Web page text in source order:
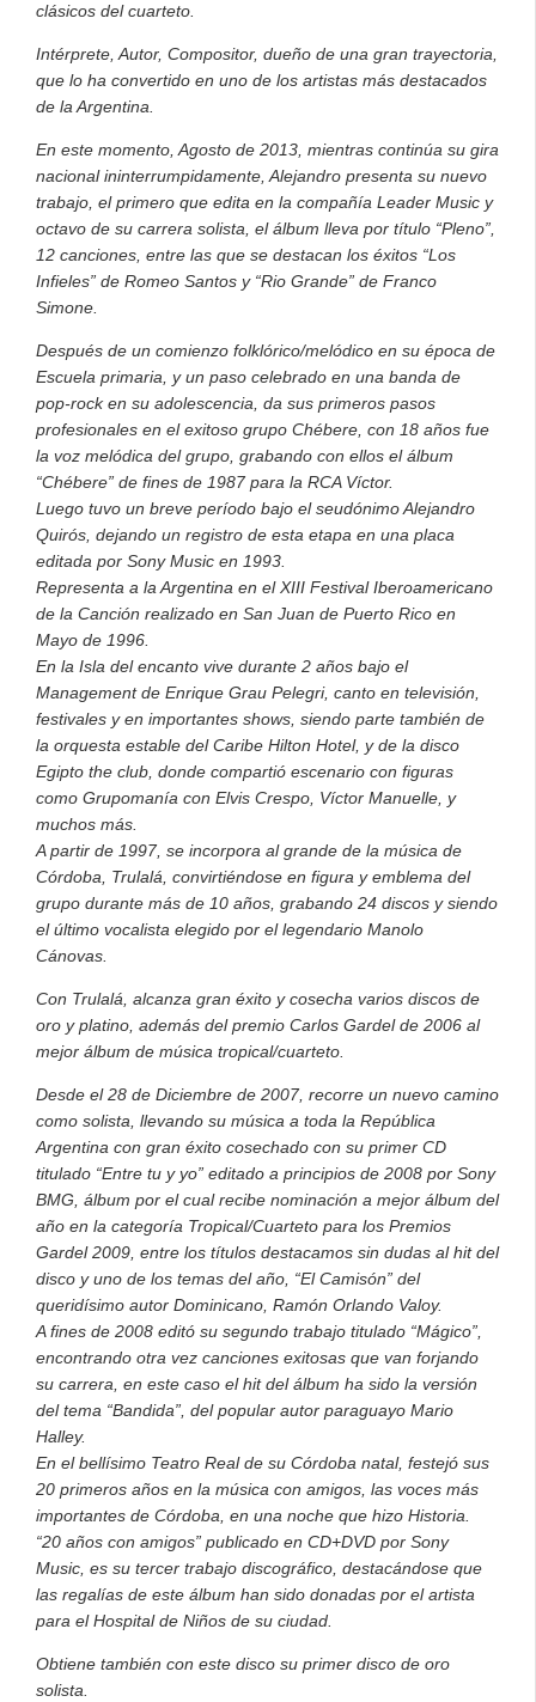
clásicos del cuarteto.
Intérprete, Autor, Compositor, dueño de una gran trayectoria,
que lo ha convertido en uno de los artistas más destacados
de la Argentina.
En este momento, Agosto de 2013, mientras continúa su gira
nacional ininterrumpidamente, Alejandro presenta su nuevo
trabajo, el primero que edita en la compañía Leader Music y
octavo de su carrera solista, el álbum lleva por título “Pleno”,
12 canciones, entre las que se destacan los éxitos “Los
Infieles” de Romeo Santos y “Rio Grande” de Franco
Simone.
Después de un comienzo folklórico/melódico en su época de
Escuela primaria, y un paso celebrado en una banda de
pop-rock en su adolescencia, da sus primeros pasos
profesionales en el exitoso grupo Chébere, con 18 años fue
la voz melódica del grupo, grabando con ellos el álbum
“Chébere” de fines de 1987 para la RCA Víctor.
Luego tuvo un breve período bajo el seudónimo Alejandro
Quirós, dejando un registro de esta etapa en una placa
editada por Sony Music en 1993.
Representa a la Argentina en el XIII Festival Iberoamericano
de la Canción realizado en San Juan de Puerto Rico en
Mayo de 1996.
En la Isla del encanto vive durante 2 años bajo el
Management de Enrique Grau Pelegri, canto en televisión,
festivales y en importantes shows, siendo parte también de
la orquesta estable del Caribe Hilton Hotel, y de la disco
Egipto the club, donde compartió escenario con figuras
como Grupomanía con Elvis Crespo, Víctor Manuelle, y
muchos más.
A partir de 1997, se incorpora al grande de la música de
Córdoba, Trulalá, convirtiéndose en figura y emblema del
grupo durante más de 10 años, grabando 24 discos y siendo
el último vocalista elegido por el legendario Manolo
Cánovas.
Con Trulalá, alcanza gran éxito y cosecha varios discos de
oro y platino, además del premio Carlos Gardel de 2006 al
mejor álbum de música tropical/cuarteto.
Desde el 28 de Diciembre de 2007, recorre un nuevo camino
como solista, llevando su música a toda la República
Argentina con gran éxito cosechado con su primer CD
titulado “Entre tu y yo” editado a principios de 2008 por Sony
BMG, álbum por el cual recibe nominación a mejor álbum del
año en la categoría Tropical/Cuarteto para los Premios
Gardel 2009, entre los títulos destacamos sin dudas al hit del
disco y uno de los temas del año, “El Camisón” del
queridísimo autor Dominicano, Ramón Orlando Valoy.
A fines de 2008 editó su segundo trabajo titulado “Mágico”,
encontrando otra vez canciones exitosas que van forjando
su carrera, en este caso el hit del álbum ha sido la versión
del tema “Bandida”, del popular autor paraguayo Mario
Halley.
En el bellísimo Teatro Real de su Córdoba natal, festejó sus
20 primeros años en la música con amigos, las voces más
importantes de Córdoba, en una noche que hizo Historia.
“20 años con amigos” publicado en CD+DVD por Sony
Music, es su tercer trabajo discográfico, destacándose que
las regalías de este álbum han sido donadas por el artista
para el Hospital de Niños de su ciudad.
Obtiene también con este disco su primer disco de oro
solista.